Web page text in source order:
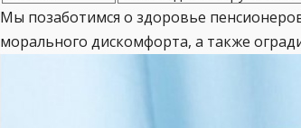
Мы позаботимся о здоровье
морального дискомфорта, а также